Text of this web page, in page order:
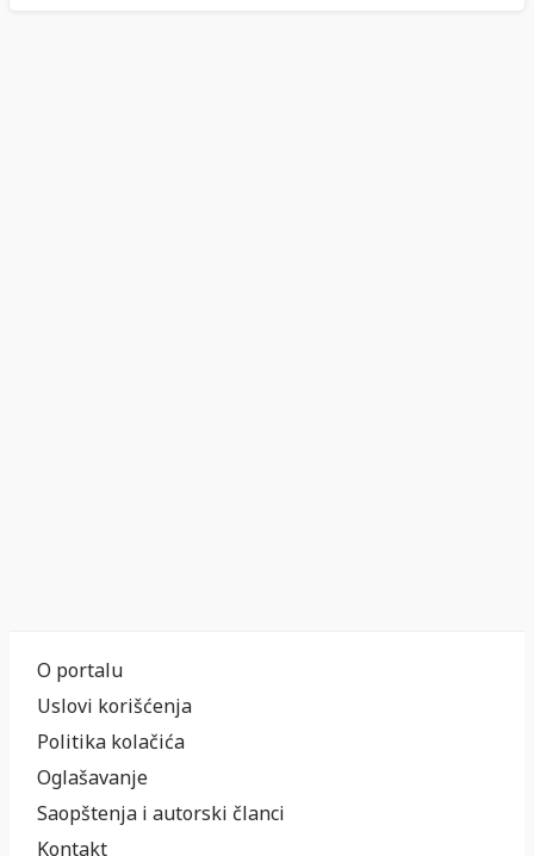
O portalu
Uslovi korišćenja
Politika kolačića
Oglašavanje
Saopštenja i autorski članci
Kontakt